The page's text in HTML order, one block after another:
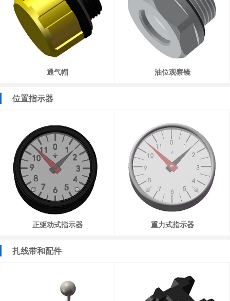
通气帽 油位观察镜
位置指示器
正驱动式指示器 重力式指示器
扎线带和配件